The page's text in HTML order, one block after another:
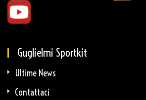
Guglielmi Sportkit
Ultime News
Contattaci